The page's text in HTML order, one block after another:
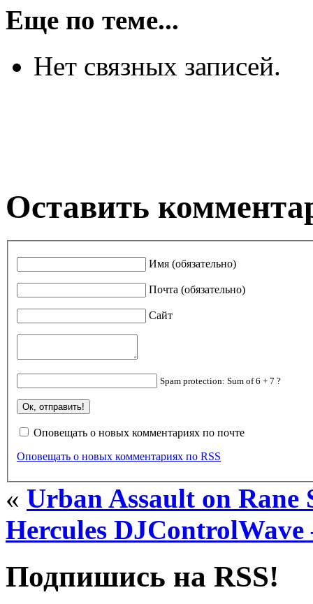
Еще по теме...
Нет связных записей.
Оставить
Имя (обязательно)
Почта (обязательно)
Сайт
Spam protection: Sum of 6 + 7 ?
Оповещать о новых комментариях по почте
Оповещать о новых комментариях по RSS
« Urban Assault on
Hercules
Подпишись на RSS!